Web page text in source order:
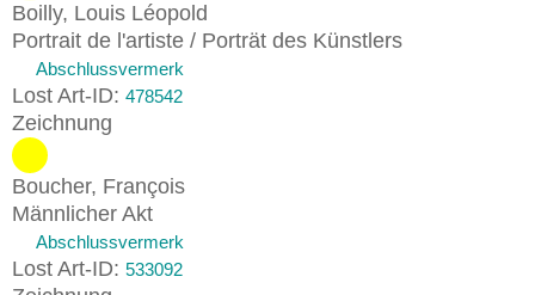
Boilly, Louis Léopold
Portrait de l'artiste / Porträt des Künstlers
Abschlussvermerk
Lost Art-ID: 478542
Zeichnung
Boucher, François
Männlicher Akt
Abschlussvermerk
Lost Art-ID: 533092